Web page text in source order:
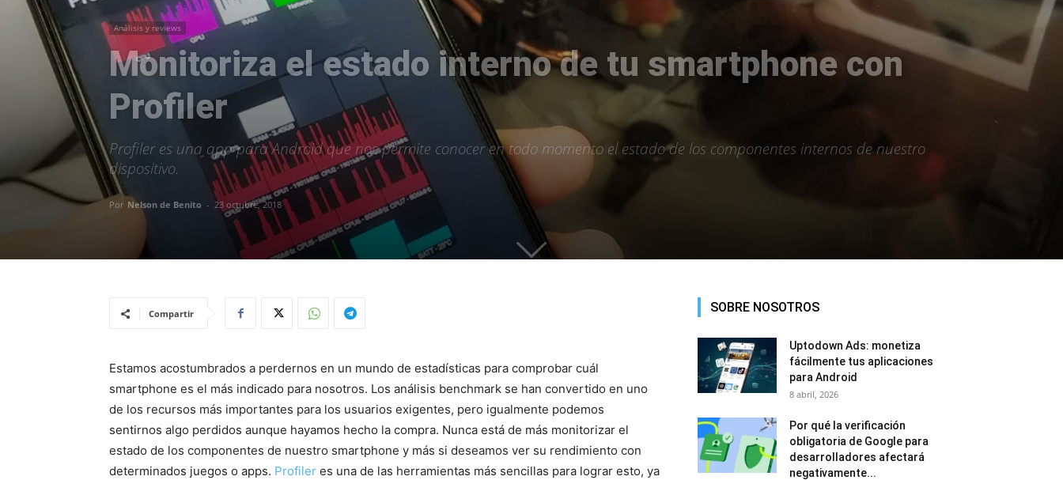
Análisis y reviews
Monitoriza el estado interno de tu smartphone con
Profiler
Profiler es una app para Android que nos permite conocer en todo momento el estado de los componentes internos de nuestro
dispositivo.
Por Nelson de Benito - 23 octubre, 2018
Compartir
Estamos acostumbrados a perdernos en un mundo de estadísticas para comprobar cuál
smartphone es el más indicado para nosotros. Los análisis benchmark se han convertido en uno
de los recursos más importantes para los usuarios exigentes, pero igualmente podemos
sentirnos algo perdidos aunque hayamos hecho la compra. Nunca está de más monitorizar el
estado de los componentes de nuestro smartphone y más si deseamos ver su rendimiento con
determinados juegos o apps. Profiler es una de las herramientas más sencillas para lograr esto, ya
SOBRE NOSOTROS
Uptodown Ads: monetiza
fácilmente tus aplicaciones
para Android
8 abril, 2026
Por qué la verificación
obligatoria de Google para
desarrolladores afectará
negativamente...